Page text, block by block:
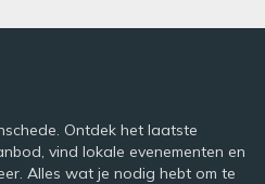
Ontdek het laatste
vind lokale evenementen en
Alles wat je nodig hebt om te